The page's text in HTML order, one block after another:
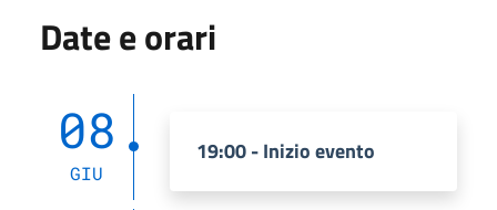
Date e orari
08
GIU
19:00 - Inizio evento